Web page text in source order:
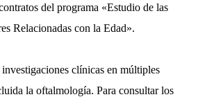
del programa «Estudio de las
Relacionadas con la Edad».
clínicas en múltiples
la oftalmología. Para consultar los